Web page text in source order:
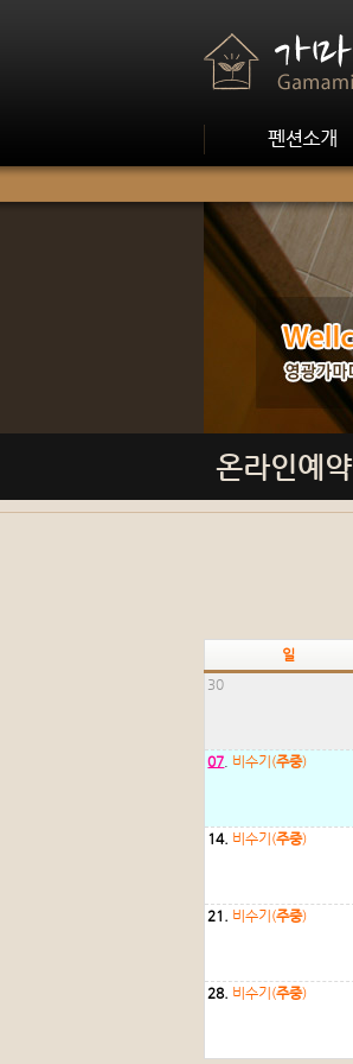
온라인예약
일
30
07 비수기(주중)
14. 비수기(주중)
21. 비수기(주중)
28. 비수기(주중)